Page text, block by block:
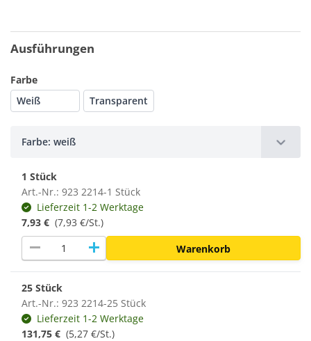
Ausführungen
Farbe
Weiß
Transparent
Farbe: weiß
1 Stück
Art.-Nr.: 923 2214-1 Stück
Lieferzeit 1-2 Werktage
7,93 € (7,93 €/St.)
remove add Warenkorb
25 Stück
Art.-Nr.: 923 2214-25 Stück
Lieferzeit 1-2 Werktage
131,75 € (5,27 €/St.)